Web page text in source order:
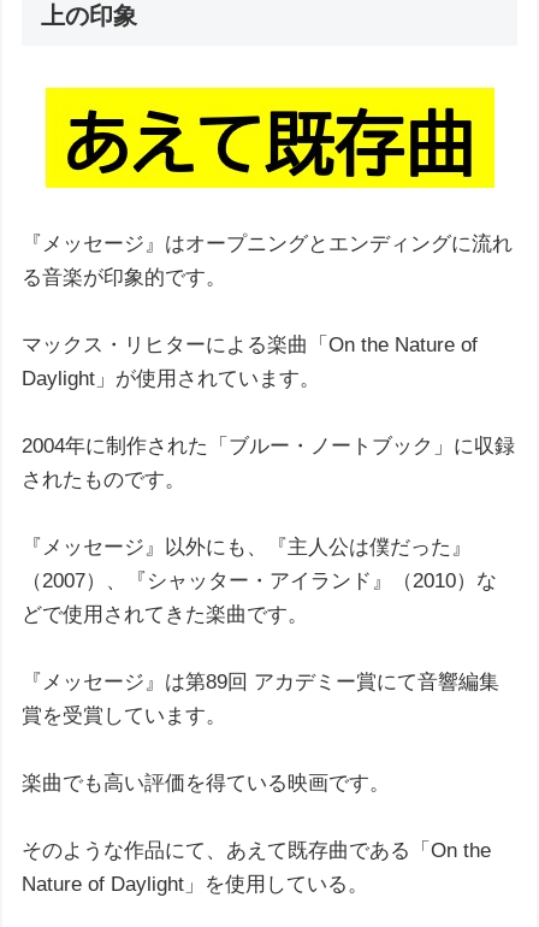
上の印象
『メッセージ』はオープニングとエンディングに流れ
る音楽が印象的です。
マックス・リヒターによる楽曲「On the Nature of
Daylight」が使用されています。
2004年に制作された「ブルー・ノートブック」に収録
されたものです。
『メッセージ』以外にも、『主人公は僕だった』
（2007）、『シャッター・アイランド』（2010）な
どで使用されてきた楽曲です。
『メッセージ』は第89回 アカデミー賞にて音響編集
賞を受賞しています。
楽曲でも高い評価を得ている映画です。
そのような作品にて、あえて既存曲である「On the
Nature of Daylight」を使用している。